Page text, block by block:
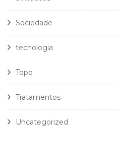
Sociedade
tecnologia
Topo
Tratamentos
Uncategorized